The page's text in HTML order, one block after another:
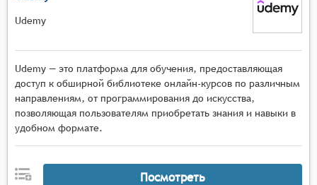
Udemy
Udemy — это платформа для обучения, предоставляющая
доступ к обширной библиотеке онлайн-курсов по различным
направлениям, от программирования до искусства,
позволяющая пользователям приобретать знания и навыки в
удобном формате.
Посмотреть